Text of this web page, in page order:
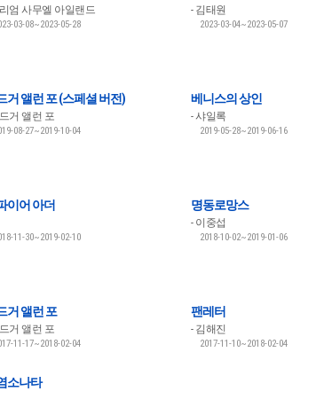
엄 사무엘 아일랜드
03-08~2023-05-28
김태원
2023-03-04~2023-05-07
거 앨런 포 (스페셜 버전)
거 앨런 포
08-27~2019-10-04
베니스의 상인
샤일록
2019-05-28~2019-06-16
이어 아더
11-30~2019-02-10
명동로망스
이중섭
2018-10-02~2019-01-06
거 앨런 포
거 앨런 포
11-17~2018-02-04
팬레터
김해진
2017-11-10~2018-02-04
소나타